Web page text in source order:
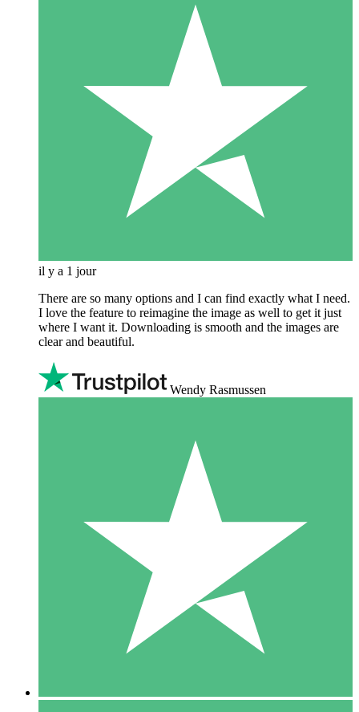
il y a 1 jour
There are so many options and I can find exactly what I need.
I love the feature to reimagine the image as well to get it just
where I want it. Downloading is smooth and the images are
clear and beautiful.
Wendy Rasmussen